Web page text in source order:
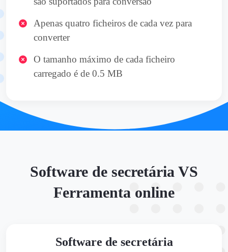
Apenas quatro ficheiros de cada vez para
converter
O tamanho máximo de cada ficheiro
carregado é de 0.5 MB
Software de secretária VS
Ferramenta online
Software de secretária